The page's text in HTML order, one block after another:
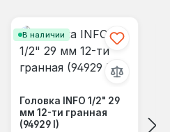
В наличии
Головка INFO 1/2" 29
мм 12-ти гранная
(94929 I)